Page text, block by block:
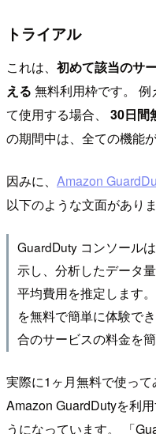
トライアル
これは、 初めて該当のサ
える 無料利用枠です。
て使用する場合、 30日間
の期間中は、全ての機能
因みに、 Amazon
以下のような文面がありま
GuardDuty コンソール
示し、分析したデータ
平均費用を推定します
を無料で簡単に体験で
合のサービスの料金を
実際に1ヶ月無料で使っ
Amazon GuardDutyを利
うになっています。 「